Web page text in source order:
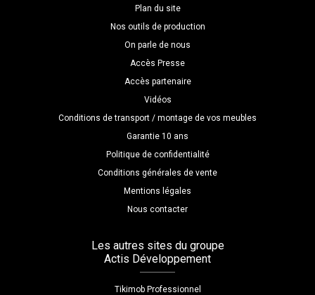
Plan du site
Nos outils de production
On parle de nous
Accès Presse
Accès partenaire
Vidéos
Conditions de transport / montage de vos meubles
Garantie 10 ans
Politique de confidentialité
Conditions générales de vente
Mentions légales
Nous contacter
Les autres sites du groupe
Actis Développement
Tikimob Professionnel